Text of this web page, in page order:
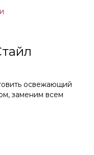
освежающий
заменим всем